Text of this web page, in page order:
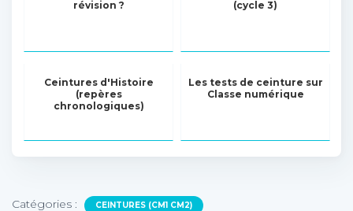
révision ?
(cycle 3)
Ceintures d'Histoire
(repères
chronologiques)
Les tests de ceinture sur
Classe numérique
Catégories : CEINTURES (CM1 CM2)